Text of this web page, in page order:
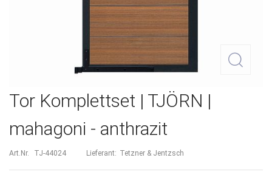
Zum
der
Bildergalerie
springen
Tor Komplettset | TJÖRN |
mahagoni - anthrazit
Art.Nr. TJ-44024 Lieferant: Tetzner & Jentzsch